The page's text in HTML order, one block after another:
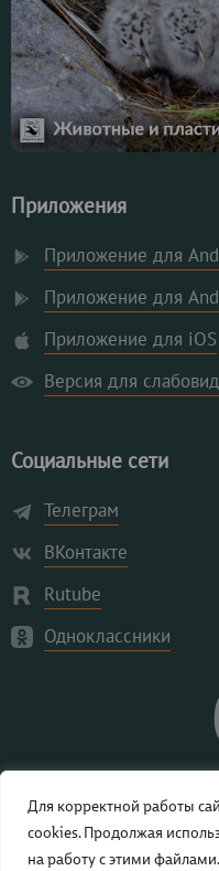
Приложения
Приложение для
Приложение для
Приложение для iOS
Версия для
Социальные сети
Телеграм
ВКонтакте
Rutube
Одноклассники
Для корректной работы
cookies. Продолжая
на работу с этими файлами.